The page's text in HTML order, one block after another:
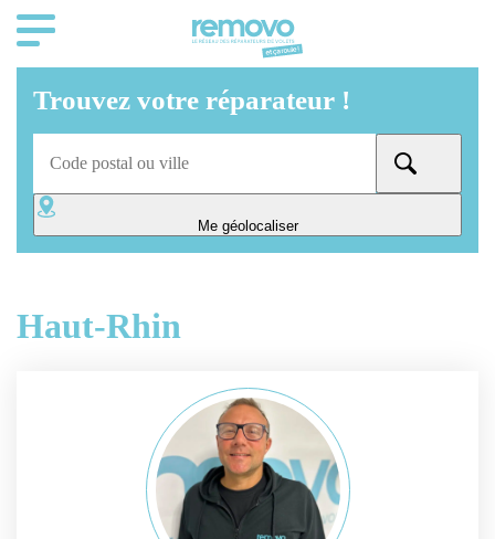
Trouvez votre réparateur !
Me géolocaliser
Haut-Rhin